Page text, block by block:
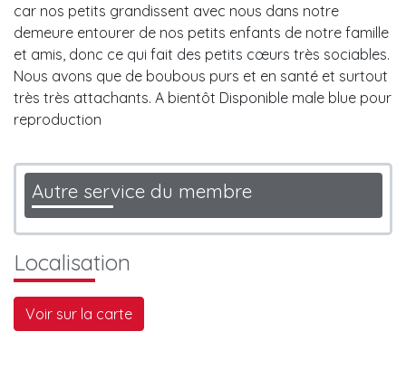
car nos petits grandissent avec nous dans notre
demeure entourer de nos petits enfants de notre famille
et amis, donc ce qui fait des petits cœurs très sociables.
Nous avons que de boubous purs et en santé et surtout
très très attachants. A bientôt Disponible male blue pour
reproduction
Autre service du membre
Localisation
Voir sur la carte